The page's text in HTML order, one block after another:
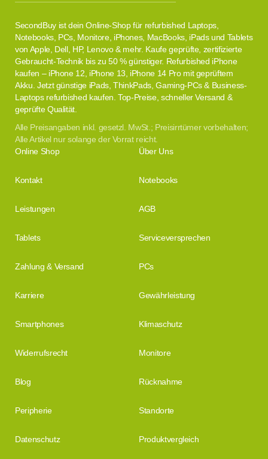
SecondBuy ist dein Online-Shop für refurbished Laptops,
Notebooks, PCs, Monitore, iPhones, MacBooks, iPads und Tablets
von Apple, Dell, HP, Lenovo & mehr. Kaufe geprüfte, zertifizierte
Gebraucht-Technik bis zu 50 % günstiger. Refurbished iPhone
kaufen – iPhone 12, iPhone 13, iPhone 14 Pro mit geprüftem
Akku. Jetzt günstige iPads, ThinkPads, Gaming-PCs & Business-
Laptops refurbished kaufen. Top-Preise, schneller Versand &
geprüfte Qualität.
Alle Preisangaben inkl. gesetzl. MwSt.; Preisirrtümer vorbehalten;
Alle Artikel nur solange der Vorrat reicht.
Online Shop Über Uns
Kontakt Notebooks
Leistungen AGB
Tablets Serviceversprechen
Zahlung & Versand PCs
Karriere Gewährleistung
Smartphones Klimaschutz
Widerrufsrecht Monitore
Blog Rücknahme
Peripherie Standorte
Datenschutz Produktvergleich